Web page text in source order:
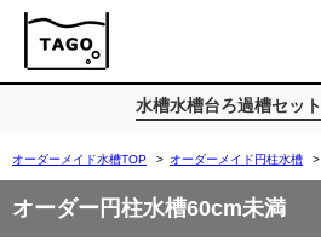
水槽水槽台ろ過槽セット
オーダーメイド水槽TOP > オーダーメイド円柱水槽 >
オーダー円柱水槽60cm未満